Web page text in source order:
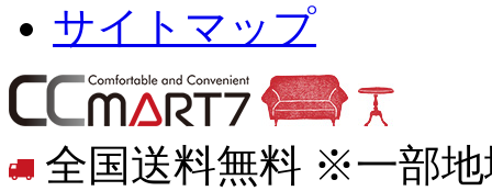
サイトマップ
全国送料無料 ※一部地